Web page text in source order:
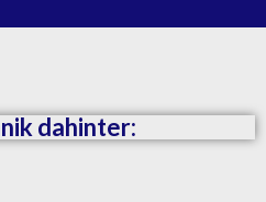
dahinter: